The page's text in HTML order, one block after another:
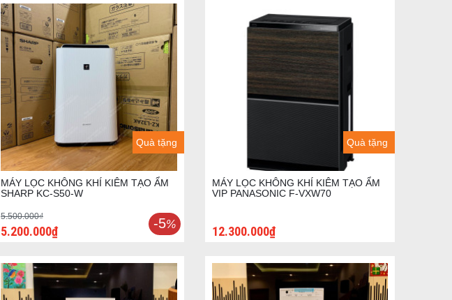
Quà tặng
MÁY LỌC KHÔNG KHÍ KIÊM TẠO ẨM
SHARP KC-S50-W
5.500.000₫
5.200.000₫
-5%
Quà tặng
MÁY LỌC KHÔNG KHÍ KIÊM TẠO ẨM
VIP PANASONIC F-VXW70
12.300.000₫